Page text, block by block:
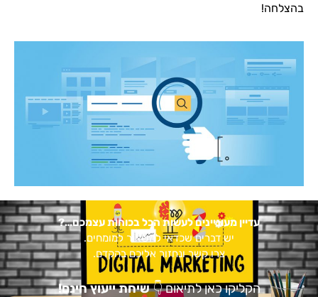
בהצלחה!
עדיין מעוניינים לעשות הכל בכוחות עצמכם…?
יש דברים שכדאי להשאיר למומחים.
צרו קשר ונחזור אליכם בהקדם.
הקליקו כאן לתיאום👇שיחת ייעוץ חינם!